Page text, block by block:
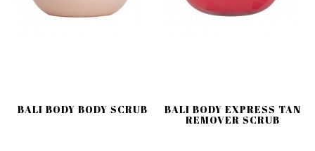
BALI BODY BODY SCRUB BALI BODY EXPRESS TAN
REMOVER SCRUB